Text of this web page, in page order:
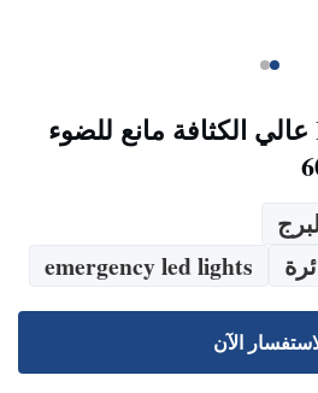
بولي كربونات IP67 عالي الكثافة مانع للضوء
emergency led lights
الآن